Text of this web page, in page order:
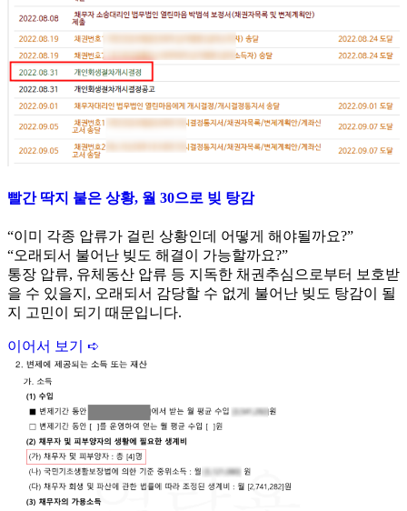
빨간 딱지 붙은 상황, 월 30으로 빚 탕감
“이미 각종 압류가 걸린 상황인데 어떻게 해야될까요?”
“오래되서 불어난 빚도 해결이 가능할까요?”
통장 압류, 유체동산 압류 등 지독한 채권추심으로부터 보호받
을 수 있을지, 오래되서 감당할 수 없게 불어난 빚도 탕감이 될
지 고민이 되기 때문입니다.
이어서 보기 ➪